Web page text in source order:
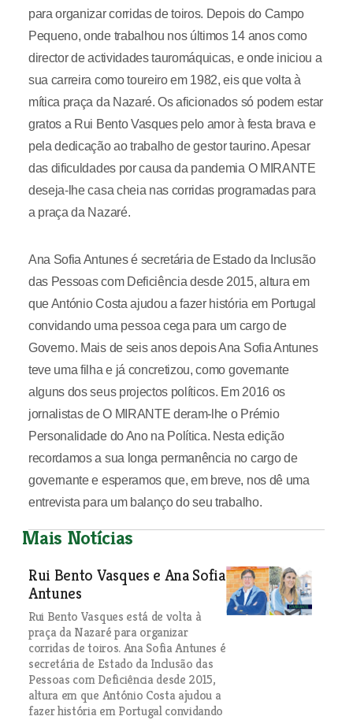
para organizar corridas de toiros. Depois do Campo
Pequeno, onde trabalhou nos últimos 14 anos como
director de actividades tauromáquicas, e onde iniciou a
sua carreira como toureiro em 1982, eis que volta à
mítica praça da Nazaré. Os aficionados só podem estar
gratos a Rui Bento Vasques pelo amor à festa brava e
pela dedicação ao trabalho de gestor taurino. Apesar
das dificuldades por causa da pandemia O MIRANTE
deseja-lhe casa cheia nas corridas programadas para
a praça da Nazaré.
Ana Sofia Antunes é secretária de Estado da Inclusão
das Pessoas com Deficiência desde 2015, altura em
que António Costa ajudou a fazer história em Portugal
convidando uma pessoa cega para um cargo de
Governo. Mais de seis anos depois Ana Sofia Antunes
teve uma filha e já concretizou, como governante
alguns dos seus projectos políticos. Em 2016 os
jornalistas de O MIRANTE deram-lhe o Prémio
Personalidade do Ano na Política. Nesta edição
recordamos a sua longa permanência no cargo de
governante e esperamos que, em breve, nos dê uma
entrevista para um balanço do seu trabalho.
Mais Notícias
Rui Bento Vasques e Ana Sofia
Antunes
Rui Bento Vasques está de volta à
praça da Nazaré para organizar
corridas de toiros. Ana Sofia Antunes é
secretária de Estado da Inclusão das
Pessoas com Deficiência desde 2015,
altura em que António Costa ajudou a
fazer história em Portugal convidando